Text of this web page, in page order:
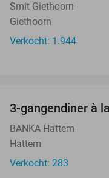
Smit Giethoorn
Giethoorn
Verkocht: 1.944
3-gangendiner à
BANKA Hattem
Hattem
Verkocht: 283